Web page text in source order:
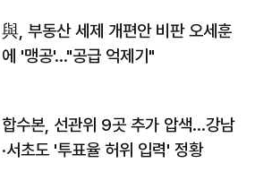
與, 부동산 세제 개편안 비판 오세훈
에 '맹공'…"공급 억제기"
합수본, 선관위 9곳 추가 압색…강남
·서초도 '투표율 허위 입력' 정황